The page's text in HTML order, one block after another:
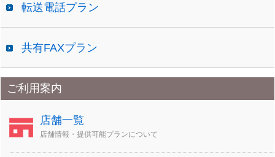
転送電話プラン
共有FAXプラン
ご利用案内
店舗一覧
店舗情報・提供可能プランについて